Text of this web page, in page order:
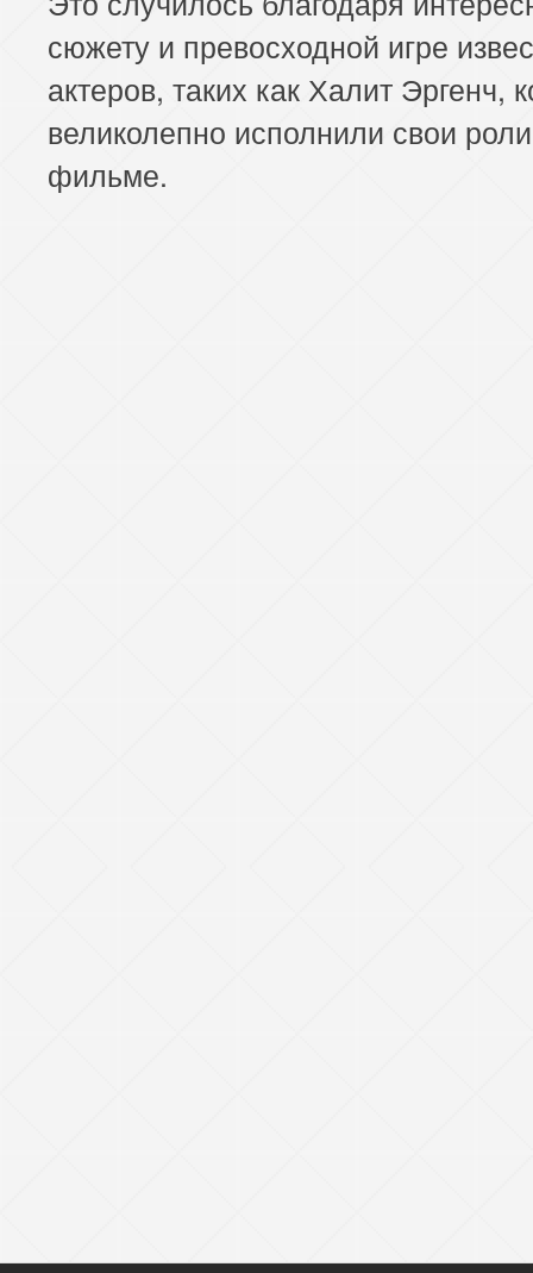
сюжету и превосходной игре
актеров, таких как Халит Эргенч,
великолепно исполнили свои
фильме.